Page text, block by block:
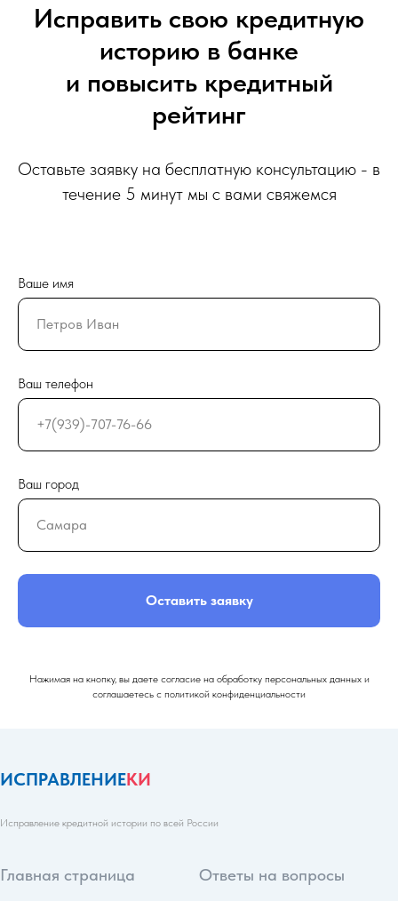
Исправить свою кредитную
историю в банке
и повысить кредитный
рейтинг
Оставьте заявку на бесплатную консультацию - в
течение 5 минут мы с вами свяжемся
Ваше имя
Ваш телефон
Ваш город
Оставить заявку
Нажимая на кнопку, вы даете согласие на обработку персональных данных и
соглашаетесь c политикой конфиденциальности
ИСПРАВЛЕНИЕКИ
Исправление кредитной истории по всей России
Главная страница Ответы на вопросы